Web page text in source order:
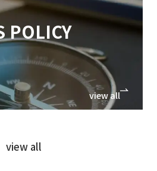
view all
view all